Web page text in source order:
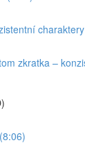
zkratka –⁠⁠